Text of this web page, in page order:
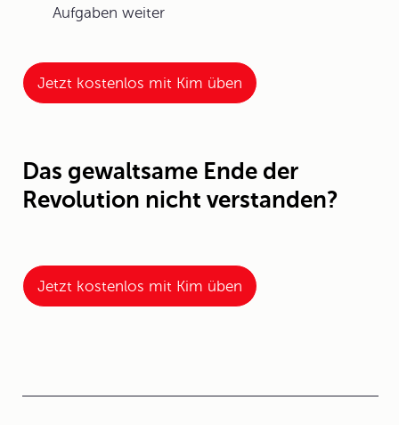
Aufgaben weiter
Jetzt kostenlos mit Kim üben
Das gewaltsame Ende der
Revolution nicht verstanden?
Jetzt kostenlos mit Kim üben